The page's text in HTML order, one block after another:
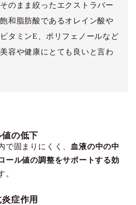
のまま絞ったエクストラバー
和脂肪酸であるオレイン酸や
タミンE、ポリフェノールなど
容や健康にとても良いと言わ
の低下
で固まりにくく、
血液の中の中
ール値の調整をサポートする効
。
症作用